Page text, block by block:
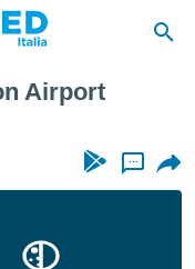
Airport
...